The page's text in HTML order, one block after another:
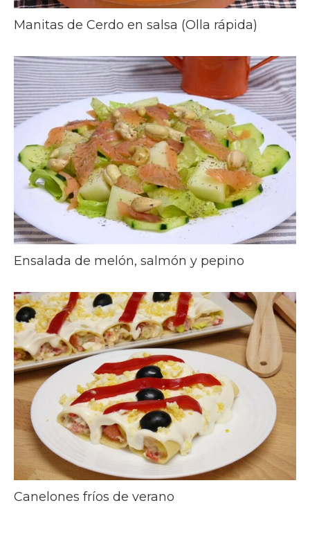
Manitas de Cerdo en salsa (Olla rápida)
Ensalada de melón, salmón y pepino
Canelones fríos de verano